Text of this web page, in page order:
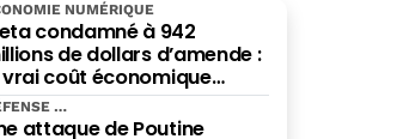
condamné à 942
de dollars d’amende :
vrai coût économique
par le Nouveau-
NUMÉRIQUE
attaque de Poutine